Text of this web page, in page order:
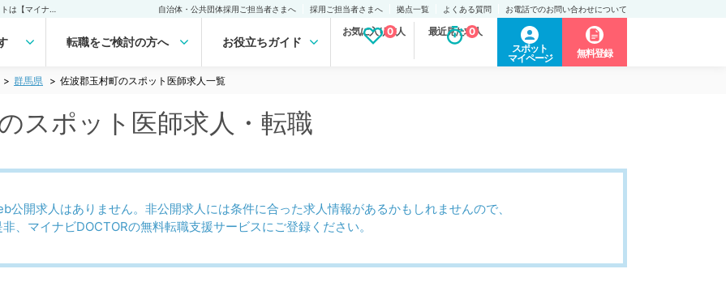
自治体・公共団体採用ご担当者さまへ 採用ご担当者さまへ 拠点一覧 よくある質問 お電話でのお問い合わせについて
転職をご検討の方へ お役立ちガイド
お気に入り求人
0 最近見た求人
0
スポット
マイページ
無料登録
群馬県 佐波郡玉村町のスポット医師求人一覧
スポット医師求人・転職
公開求人はありません。非公開求人には条件に合った求人情報があるかもしれませんので、
非、マイナビDOCTORの無料転職支援サービスにご登録ください。